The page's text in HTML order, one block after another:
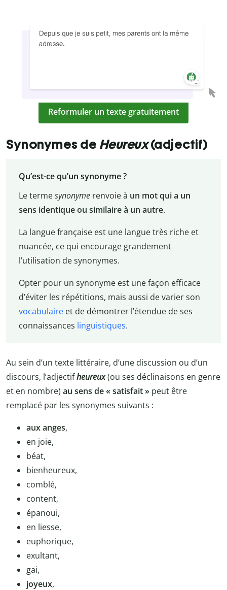
Reformuler un texte gratuitement
Synonymes de Heureux(adjectif)
Qu’est-ce qu’un synonyme ?
Le termesynonymerenvoie à un mot qui a un
sens identique ou similaire à un autre.
La langue française est une langue très riche et
nuancée, ce qui encourage grandement
l’utilisation de synonymes.
Opter pour un synonyme est une façon efficace
d’éviter les répétitions, mais aussi de varier son
vocabulaireet de démontrer l’étendue de ses
connaissances linguistiques.
Au sein d’un texte littéraire, d’une discussion ou d’un
discours, l’adjectifheureux(ou ses déclinaisons en genre
et en nombre) au sens de « satisfait » peut être
remplacé par les synonymes suivants :
aux anges,
en joie,
béat,
bienheureux,
comblé,
content,
épanoui,
en liesse,
euphorique,
exultant,
gai,
joyeux,